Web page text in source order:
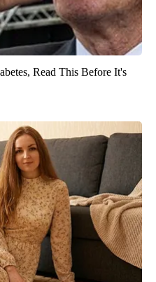
Read This Before It's